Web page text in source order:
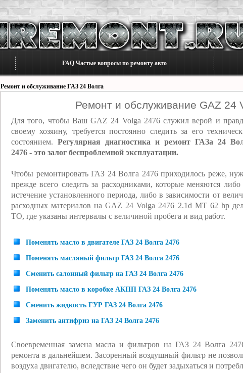
FAQ Частые вопросы по ремонту авто
Ремонт и обслуживание ГАЗ 24 Волга
Ремонт и обслуживание GAZ 24
Для того, чтобы Ваш GAZ 24 Volga 2476 служил верой и
своему хозяину, требуется постоянно следить за его
состоянием. Регулярная диагностика и ремонт ГАЗа 24
2476 - это залог беспроблемной эксплуатации.
Чтобы ремонтировать ГАЗ 24 Волга 2476 приходилось реже,
прежде всего следить за расходниками, которые меняются
истечение установленного периода, либо в зависимости от
расходных материалов на GAZ 24 Volga 2476 2.1d MT 62 hp
ТО, где указаны интервалы с величиной пробега и вид работ.
Поменять масло в двигателе ГАЗ 24 Волга 2476
Поменять масляный фильтр ГАЗ 24 Волга 2476
Сменить салонный фильтр на ГАЗ 24 Волга 2476
Поменять масло в коробке АКПП ГАЗ 24 Волга 2476
Сменить жидкость ГУР ГАЗ 24 Волга 2476
Заменить антифриз на ГАЗ 24 Волга 2476
Своевременная замена масла и фильтров на ГАЗ 24 Волга
ремонта в дальнейшем. Засоренный воздушный фильтр не
воздуха двигателю, вследствие чего он будет задыхаться и